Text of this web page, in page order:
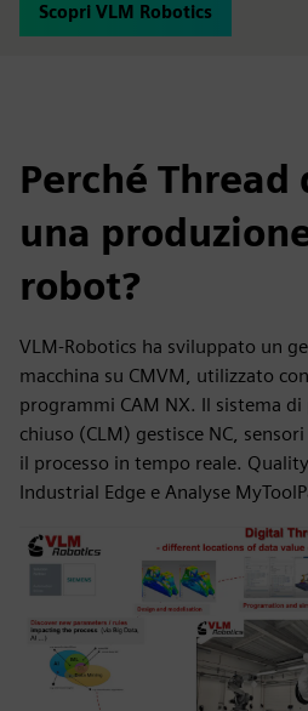
Scopri VLM Robotics
Perché
una
robot?
VLM-Robotics ha sviluppato un
macchina su CMVM, utilizzato
programmi CAM NX. Il sistema
chiuso (CLM) gestisce NC,
il processo in tempo reale.
Industrial Edge e Analyse